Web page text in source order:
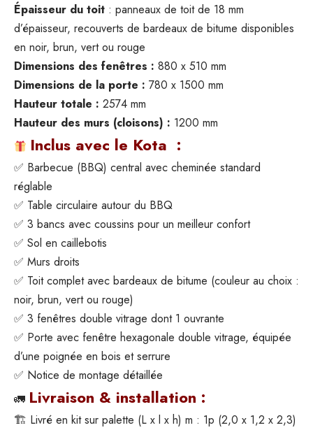
Épaisseur du toit : panneaux de toit de 18 mm
d’épaisseur, recouverts de bardeaux de bitume disponibles
en noir, brun, vert ou rouge
Dimensions des fenêtres : 880 x 510 mm
Dimensions de la porte : 780 x 1500 mm
Hauteur totale : 2574 mm
Hauteur des murs (cloisons) : 1200 mm
Inclus avec le Kota :
✅ Barbecue (BBQ) central avec cheminée standard
réglable
✅ Table circulaire autour du BBQ
✅ 3 bancs avec coussins pour un meilleur confort
✅ Sol en caillebotis
✅ Murs droits
✅ Toit complet avec bardeaux de bitume (couleur au choix :
noir, brun, vert ou rouge)
✅ 3 fenêtres double vitrage dont 1 ouvrante
✅ Porte avec fenêtre hexagonale double vitrage, équipée
d’une poignée en bois et serrure
✅ Notice de montage détaillée
🚛 Livraison & installation :
🏗 Livré en kit sur palette (L x l x h) m : 1p (2,0 x 1,2 x 2,3)